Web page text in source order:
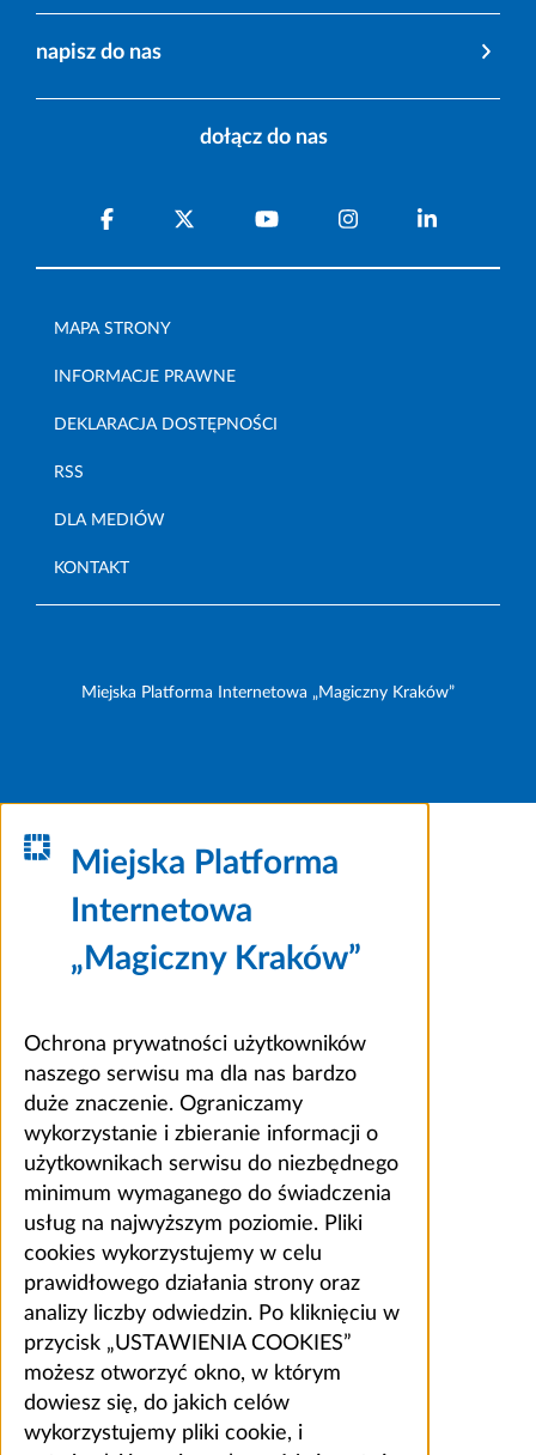
napisz do nas
dołącz do nas
MAPA STRONY
INFORMACJE PRAWNE
DEKLARACJA DOSTĘPNOŚCI
RSS
DLA MEDIÓW
KONTAKT
Miejska Platforma Internetowa „Magiczny Kraków”
Miejska Platforma
Internetowa
„Magiczny Kraków”
Ochrona prywatności użytkowników
naszego serwisu ma dla nas bardzo
duże znaczenie. Ograniczamy
wykorzystanie i zbieranie informacji o
użytkownikach serwisu do niezbędnego
minimum wymaganego do świadczenia
usług na najwyższym poziomie. Pliki
cookies wykorzystujemy w celu
prawidłowego działania strony oraz
analizy liczby odwiedzin. Po kliknięciu w
przycisk „USTAWIENIA COOKIES”
możesz otworzyć okno, w którym
dowiesz się, do jakich celów
wykorzystujemy pliki cookie, i